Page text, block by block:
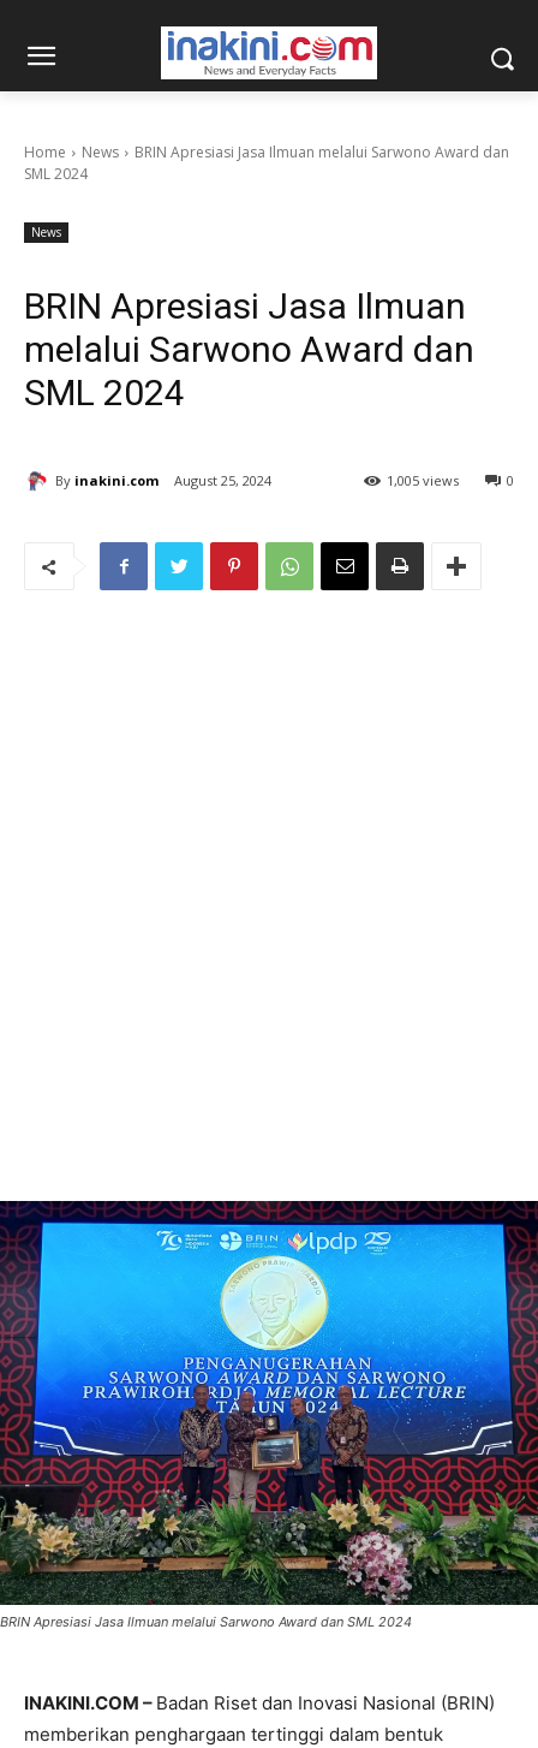
Home News
BRIN Apresiasi Jasa Ilmuan melalui Sarwono Award dan
SML 2024
News
BRIN Apresiasi Jasa Ilmuan
melalui Sarwono Award dan
SML 2024
By inakini.com August 25, 2024 0
1,005 views
BRIN Apresiasi Jasa Ilmuan melalui Sarwono Award dan SML 2024
INAKINI.COM – Badan Riset dan Inovasi Nasional (BRIN)
memberikan penghargaan tertinggi dalam bentuk